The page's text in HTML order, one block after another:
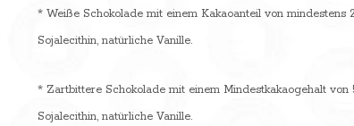
* Weiße Schokolade mit einem Kakaoanteil von mindestens
Sojalecithin, natürliche Vanille.
* Zartbittere Schokolade mit einem Mindestkakaogehalt von
Sojalecithin, natürliche Vanille.